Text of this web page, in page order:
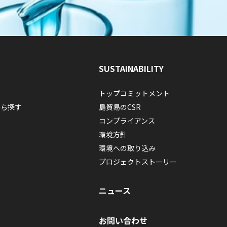
探す
SUSTAINABILITY
トップコミットメント
島貿易のCSR
コンプライアンス
環境方針
環境への取り込み
プロジェクトストーリー
ニュース
お問い合わせ